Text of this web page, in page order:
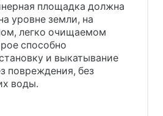
площадка должна
уровне земли, на
легко очищаемом
способно
и выкатывание
повреждения, без
воды.